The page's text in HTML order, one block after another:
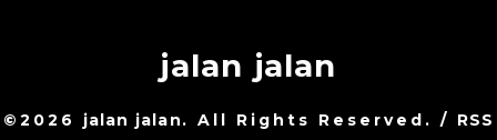
jalan jalan
©2026 jalan jalan. All Rights Reserved. / RSS